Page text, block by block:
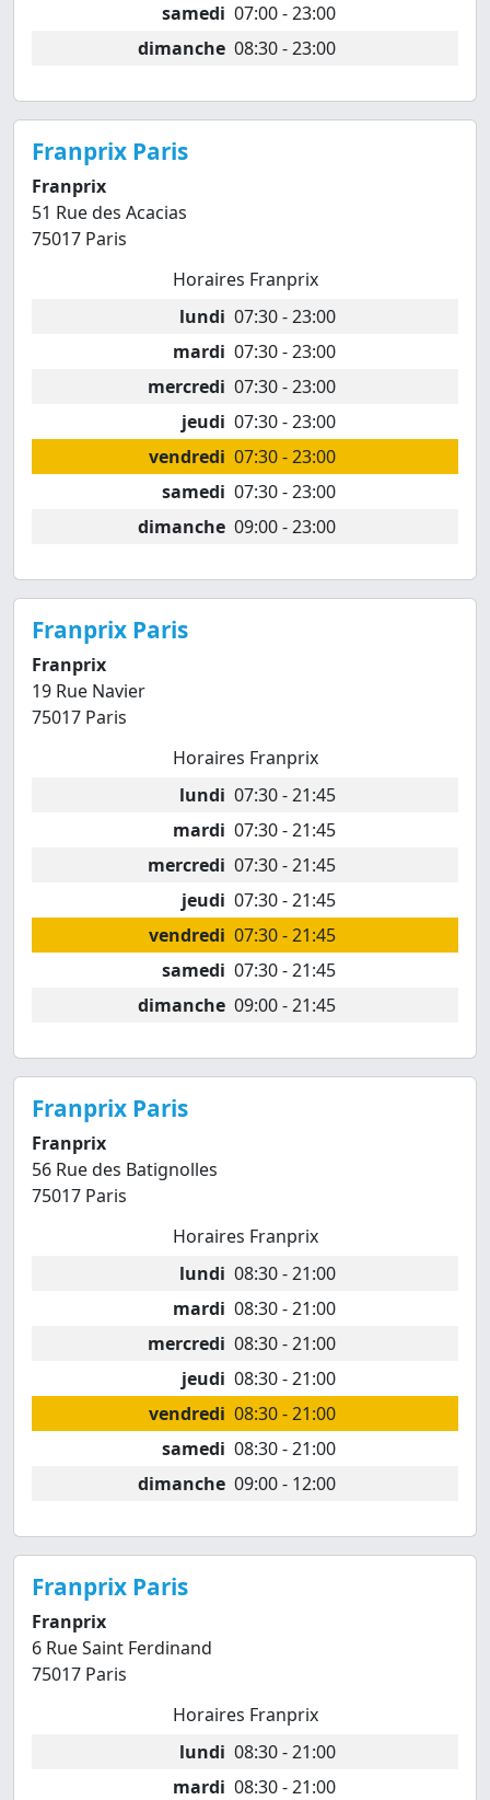
samedi 07:00 - 23:00
dimanche 08:30 - 23:00
Franprix Paris
Franprix
51 Rue des Acacias
75017 Paris
Horaires Franprix
lundi 07:30 - 23:00
mardi 07:30 - 23:00
mercredi 07:30 - 23:00
jeudi 07:30 - 23:00
vendredi 07:30 - 23:00
samedi 07:30 - 23:00
dimanche 09:00 - 23:00
Franprix Paris
Franprix
19 Rue Navier
75017 Paris
Horaires Franprix
lundi 07:30 - 21:45
mardi 07:30 - 21:45
mercredi 07:30 - 21:45
jeudi 07:30 - 21:45
vendredi 07:30 - 21:45
samedi 07:30 - 21:45
dimanche 09:00 - 21:45
Franprix Paris
Franprix
56 Rue des Batignolles
75017 Paris
Horaires Franprix
lundi 08:30 - 21:00
mardi 08:30 - 21:00
mercredi 08:30 - 21:00
jeudi 08:30 - 21:00
vendredi 08:30 - 21:00
samedi 08:30 - 21:00
dimanche 09:00 - 12:00
Franprix Paris
Franprix
6 Rue Saint Ferdinand
75017 Paris
Horaires Franprix
lundi 08:30 - 21:00
mardi 08:30 - 21:00